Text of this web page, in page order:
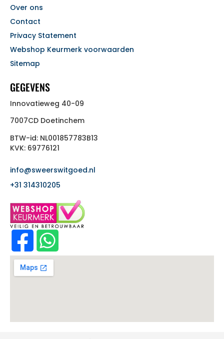
Over ons
Contact
Privacy Statement
Webshop Keurmerk voorwaarden
Sitemap
GEGEVENS
Innovatieweg 40-09
7007CD Doetinchem
BTW-id: NL001857783B13
KVK: 69776121
info@sweerswitgoed.nl
+31 314310205